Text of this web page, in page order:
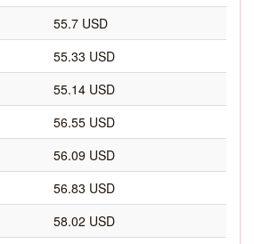
55.7 USD
55.33 USD
55.14 USD
56.55 USD
56.09 USD
56.83 USD
58.02 USD